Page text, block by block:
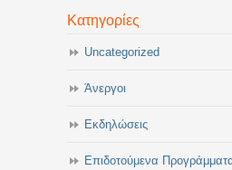
Κατηγορίες
Uncategorized
Άνεργοι
Εκδηλώσεις
Επιδοτούμενα